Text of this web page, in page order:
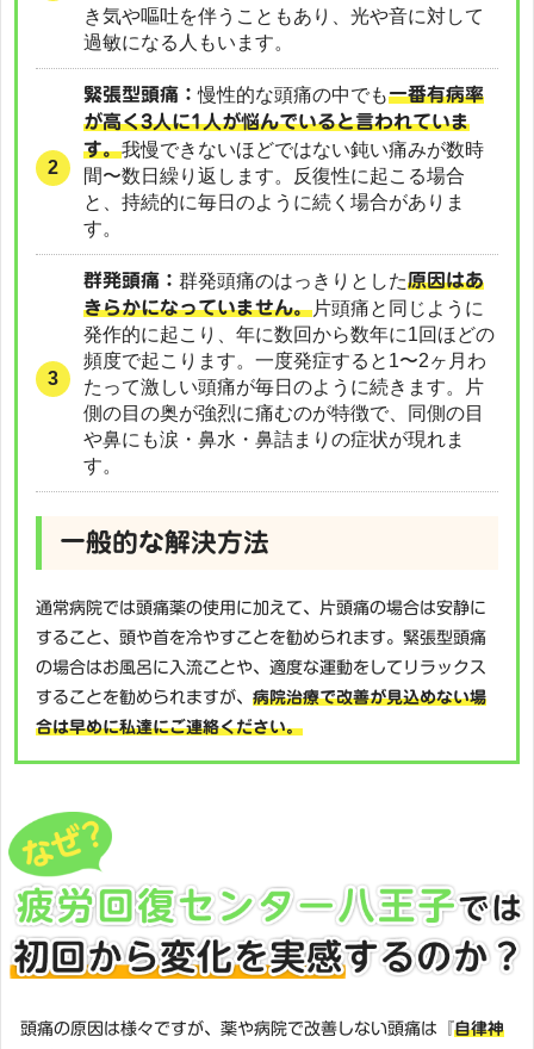
き気や嘔吐を伴うこともあり、光や音に対して
過敏になる人もいます。
緊張型頭痛：慢性的な頭痛の中でも一番有病率
が高く3人に1人が悩んでいると言われていま
す。我慢できないほどではない鈍い痛みが数時
間〜数日繰り返します。反復性に起こる場合
と、持続的に毎日のように続く場合がありま
す。
群発頭痛： 群発頭痛のはっきりとした原因はあ
きらかになっていません。片頭痛と同じように
発作的に起こり、年に数回から数年に1回ほどの
頻度で起こります。一度発症すると1〜2ヶ月わ
たって激しい頭痛が毎日のように続きます。片
側の目の奥が強烈に痛むのが特徴で、同側の目
や鼻にも涙・鼻水・鼻詰まりの症状が現れま
す。
一般的な解決方法
通常病院では頭痛薬の使用に加えて、片頭痛の場合は安静に
すること、頭や首を冷やすことを勧められます。緊張型頭痛
の場合はお風呂に入流ことや、適度な運動をしてリラックス
することを勧められますが、 病院治療で改善が見込めない場
合は早めに私達にご連絡ください。
頭痛の原因は様々ですが、薬や病院で改善しない頭痛は『 自律神